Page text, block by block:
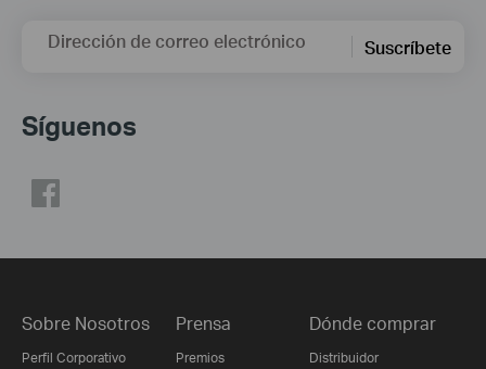
Dirección de correo electrónico Suscríbete
Síguenos
Sobre Nosotros
Perfil Corporativo
Prensa
Premios
Dónde comprar
Distribuidor